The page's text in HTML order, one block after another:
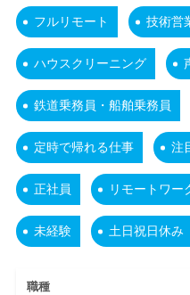
フルリモート 技術営
ハウスクリーニング
鉄道乗務員・船舶乗務員
定時で帰れる仕事 注
正社員 リモートワー
未経験 土日祝日休み
職種